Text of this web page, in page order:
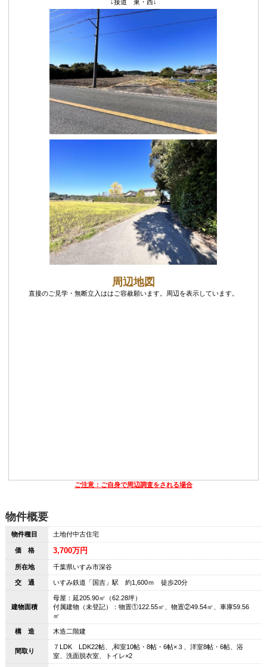
↓接道 東・西↓
周辺地図
直接のご見学・無断立入ははご容赦願います。周辺を表示しています。
ご注意：ご自身で周辺調査をされる場合
物件概要
物件種目 土地付中古住宅
価 格 3,700万円
所在地 千葉県いすみ市深谷
交 通 いすみ鉄道「国吉」駅 約1,600ｍ 徒歩20分
建物面積
母屋：延205.90㎡（62.28坪）
付属建物（未登記）：物置①122.55㎡、物置②49.54㎡、車庫59.56
㎡
構 造 木造二階建
間取り
７LDK LDK22帖、,和室10帖・8帖・6帖×３、洋室8帖・6帖、浴
室、洗面脱衣室、トイレ×2